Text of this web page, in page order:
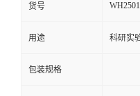
货号
用途 科研实
包装规格